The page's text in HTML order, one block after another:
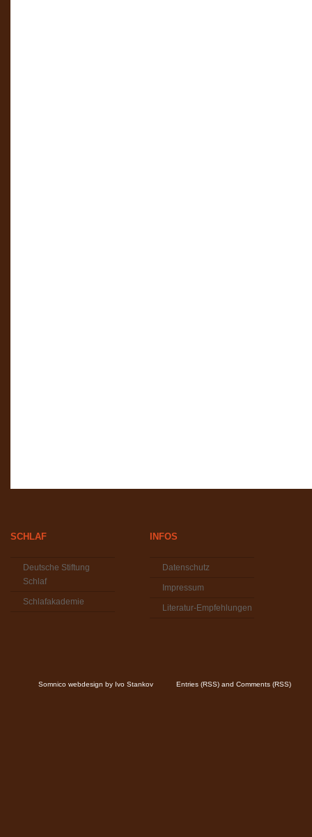
SCHLAF
Deutsche Stiftung
Schlaf
Schlafakademie
INFOS
Datenschutz
Impressum
Literatur-Empfehlungen
Somnico webdesign by Ivo Stankov Entries (RSS) and Comments (RSS)